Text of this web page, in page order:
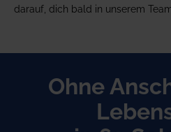
darauf, dich bald in unserem
Ohne